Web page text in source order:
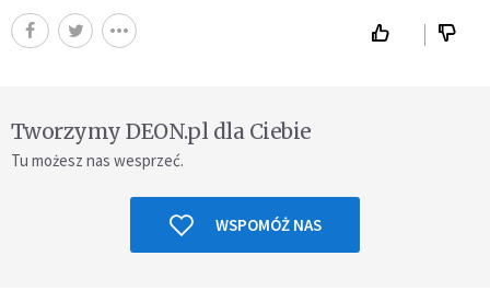
Tworzymy DEON.pl dla Ciebie
Tu możesz nas wesprzeć.
WSPOMÓŻ NAS